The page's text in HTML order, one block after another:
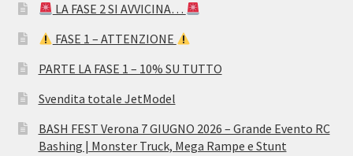
LA FASE 2 SI AVVICINA…
FASE 1 – ATTENZIONE
PARTE LA FASE 1 – 10% SU TUTTO
Svendita totale JetModel
BASH FEST Verona 7 GIUGNO 2026 – Grande Evento RC
Bashing | Monster Truck, Mega Rampe e Stunt